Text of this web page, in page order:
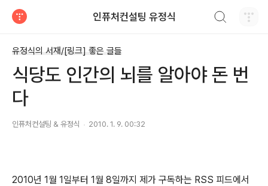
인퓨처컨설팅 유정식
유정식의 서재/[링크] 좋은 글들
식당도 인간의 뇌를 알아야 돈 번
다
인퓨처컨설팅 & 유정식 2010. 1. 9. 00:32
2010년 1월 1일부터 1월 8일까지 제가 구독하는 RSS 피드에서